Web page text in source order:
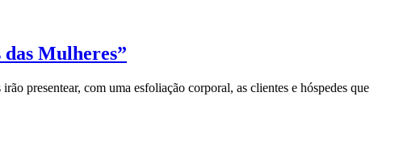
das Mulheres”
presentear, com uma esfoliação corporal, as clientes e hóspedes que